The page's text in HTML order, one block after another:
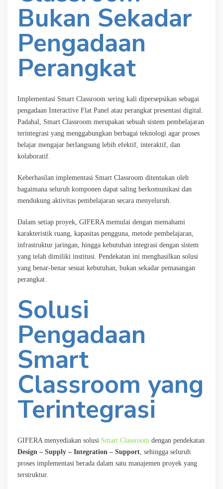
Bukan Sekadar
Pengadaan
Perangkat
Implementasi Smart Classroom sering kali dipersepsikan sebagai
pengadaan Interactive Flat Panel atau perangkat presentasi digital.
Padahal, Smart Classroom merupakan sebuah sistem pembelajaran
terintegrasi yang menggabungkan berbagai teknologi agar proses
belajar mengajar berlangsung lebih efektif, interaktif, dan
kolaboratif.
Keberhasilan implementasi Smart Classroom ditentukan oleh
bagaimana seluruh komponen dapat saling berkomunikasi dan
mendukung aktivitas pembelajaran secara menyeluruh.
Dalam setiap proyek, GIFERA memulai dengan memahami
karakteristik ruang, kapasitas pengguna, metode pembelajaran,
infrastruktur jaringan, hingga kebutuhan integrasi dengan sistem
yang telah dimiliki institusi. Pendekatan ini menghasilkan solusi
yang benar-benar sesuai kebutuhan, bukan sekadar pemasangan
perangkat.
Solusi
Pengadaan
Smart
Classroom yang
Terintegrasi
GIFERA menyediakan solusi Smart Classroom dengan pendekatan
Design – Supply – Integration – Support , sehingga seluruh
proses implementasi berada dalam satu manajemen proyek yang
terstruktur.